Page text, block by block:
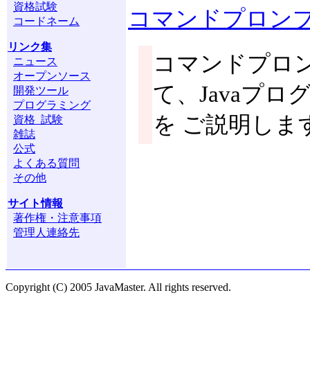
資格試験
コードネーム
リンク集
ニュース
オープンソース
開発ツール
プログラミング
資格 試験
雑誌
公式
よくある質問
その他
サイト情報
著作権・注意事項
管理人連絡先
コマンドプロン
コマンドプロ
て、Javaプロ
を ご説明しま
Copyright (C) 2005 JavaMaster. All rights reserved.